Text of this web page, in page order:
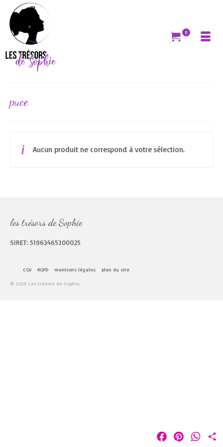
0
puce
Aucun produit ne correspond à votre sélection.
les trésors de Sophie
SIRET: 51963465300025
CGV RGPD mentions légales plan du site
© 2026 Les trésors de Sophie
FacebookPinterest